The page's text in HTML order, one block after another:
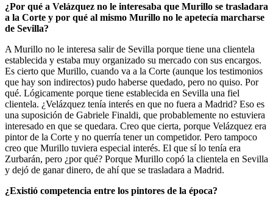
¿Por qué a Velázquez no le interesaba que Murillo se trasladara
a la Corte y por qué al mismo Murillo no le apetecía marcharse
de Sevilla?
A Murillo no le interesa salir de Sevilla porque tiene una clientela
establecida y estaba muy organizado su mercado con sus encargos.
Es cierto que Murillo, cuando va a la Corte (aunque los testimonios
que hay son indirectos) pudo haberse quedado, pero no quiso. Por
qué. Lógicamente porque tiene establecida en Sevilla una fiel
clientela. ¿Velázquez tenía interés en que no fuera a Madrid? Eso es
una suposición de Gabriele Finaldi, que probablemente no estuviera
interesado en que se quedara. Creo que cierta, porque Velázquez era
pintor de la Corte y no querría tener un competidor. Pero tampoco
creo que Murillo tuviera especial interés. El que sí lo tenía era
Zurbarán, pero ¿por qué? Porque Murillo copó la clientela en Sevilla
y dejó de ganar dinero, de ahí que se trasladara a Madrid.
¿Existió competencia entre los pintores de la época?